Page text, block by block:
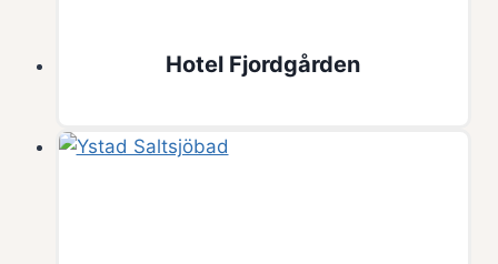
Hotel Fjordgården